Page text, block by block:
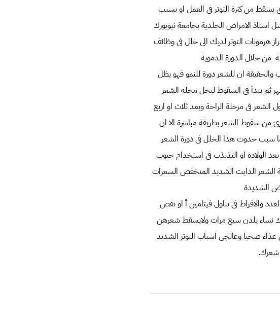
يسقط من كثرة التوتر فى العمل او بسبب
الامراض الجلدية بجامعة نيويورك
هرمونات التوتر لديك الى خلل فى وظائف
خلال الدورة الدموية
ان للشعر دورة للنمو فهو يظل
ثم يبدأ فى السقوط ليحل محله الشعر
فى مرحلة الراحة وبعد ثلاث او اربع
من سقوط الشعر بطريقة مباشرة الا ان
سبب حدوث هذا الخلل فى دورة الشعر
الولادة او التذبذب فى استخدام حبوب
الشعر الدايت الشديد المنخفض السعرات
الشديدة
والافراط فى تناول فيتامين أ او نقص
نساء يلدن سبع مرات ولايسقط شعرهن
صحيا وعالجى اسباب التوتر الشديد
شعرك.